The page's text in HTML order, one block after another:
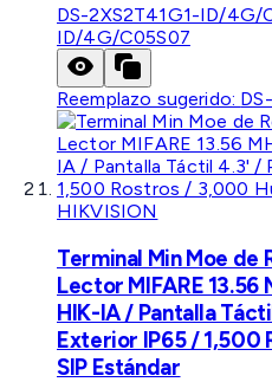
DS-2XS2T41G1-ID/4G/
ID/4G/C05S07
Reemplazo sugerido:
HIKVISION
Terminal Min Moe
Lector MIFARE 13.56
HIK-IA / Pantalla
Exterior IP65 / 1,500
SIP Estándar